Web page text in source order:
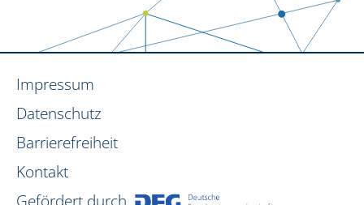
Impressum
Datenschutz
Barrierefreiheit
Kontakt
Gefördert durch